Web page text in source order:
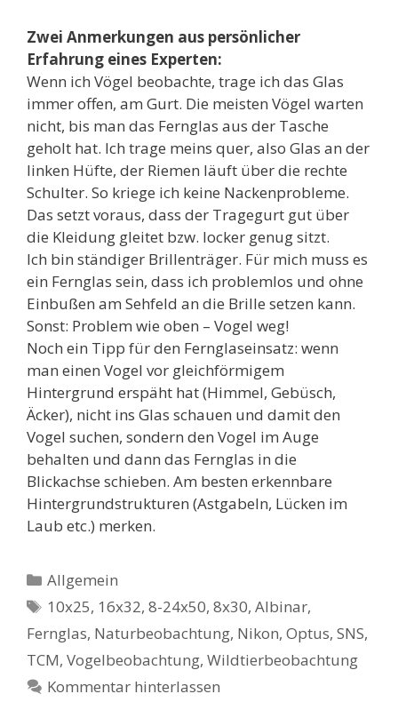
Zwei Anmerkungen aus persönlicher
Erfahrung eines Experten:
Wenn ich Vögel beobachte, trage ich das Glas
immer offen, am Gurt. Die meisten Vögel warten
nicht, bis man das Fernglas aus der Tasche
geholt hat. Ich trage meins quer, also Glas an der
linken Hüfte, der Riemen läuft über die rechte
Schulter. So kriege ich keine Nackenprobleme.
Das setzt voraus, dass der Tragegurt gut über
die Kleidung gleitet bzw. locker genug sitzt.
Ich bin ständiger Brillenträger. Für mich muss es
ein Fernglas sein, dass ich problemlos und ohne
Einbußen am Sehfeld an die Brille setzen kann.
Sonst: Problem wie oben – Vogel weg!
Noch ein Tipp für den Fernglaseinsatz: wenn
man einen Vogel vor gleichförmigem
Hintergrund erspäht hat (Himmel, Gebüsch,
Äcker), nicht ins Glas schauen und damit den
Vogel suchen, sondern den Vogel im Auge
behalten und dann das Fernglas in die
Blickachse schieben. Am besten erkennbare
Hintergrundstrukturen (Astgabeln, Lücken im
Laub etc.) merken.
Kategorien
Allgemein
Schlagwörter
10x25, 16x32,8-24x50,8x30,Albinar,
Fernglas, Naturbeobachtung, Nikon, Optus, SNS,
TCM, Vogelbeobachtung, Wildtierbeobachtung
Kommentar hinterlassen